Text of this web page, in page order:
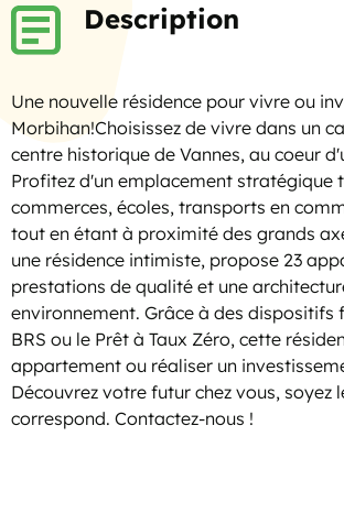
Description
Une nouvelle résidence pour vivre ou
Morbihan!Choisissez de vivre dans un
centre historique de Vannes, au coeur
Profitez d'un emplacement stratégique
commerces, écoles, transports en
tout en étant à proximité des grands
une résidence intimiste, propose 23
prestations de qualité et une
environnement. Grâce à des
BRS ou le Prêt à Taux Zéro, cette
appartement ou réaliser un
Découvrez votre futur chez vous,
correspond. Contactez-nous !